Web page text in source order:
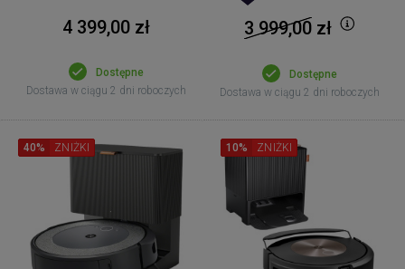
4 399,00 zł
Dostępne
Dostawa w ciągu 2 dni roboczych
3 999,00zł
Dostępne
Dostawa w ciągu 2 dni roboczych
40% ZNIŻKI 10% ZNIŻKI